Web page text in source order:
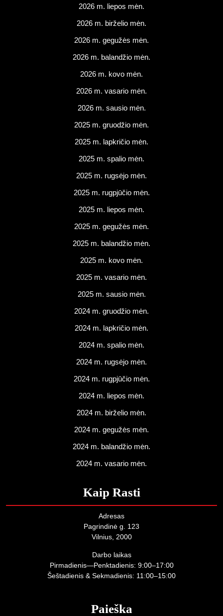
2026 m. liepos mėn.
2026 m. birželio mėn.
2026 m. gegužės mėn.
2026 m. balandžio mėn.
2026 m. kovo mėn.
2026 m. vasario mėn.
2026 m. sausio mėn.
2025 m. gruodžio mėn.
2025 m. lapkričio mėn.
2025 m. spalio mėn.
2025 m. rugsėjo mėn.
2025 m. rugpjūčio mėn.
2025 m. liepos mėn.
2025 m. gegužės mėn.
2025 m. balandžio mėn.
2025 m. kovo mėn.
2025 m. vasario mėn.
2025 m. sausio mėn.
2024 m. gruodžio mėn.
2024 m. lapkričio mėn.
2024 m. spalio mėn.
2024 m. rugsėjo mėn.
2024 m. rugpjūčio mėn.
2024 m. liepos mėn.
2024 m. birželio mėn.
2024 m. gegužės mėn.
2024 m. balandžio mėn.
2024 m. vasario mėn.
Kaip Rasti
Adresas
Pagrindinė g. 123
Vilnius, 2000
Darbo laikas
Pirmadienis—Penktadienis: 9:00–17:00
Šeštadienis & Sekmadienis: 11:00–15:00
Paieška